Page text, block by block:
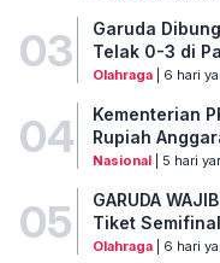
03
Garuda
Telak 0-3 di
Olahraga| 6 hari
04
Kementerian
Rupiah
Nasional| 5 hari
05
GARUDA
Tiket
Olahraga| 6 hari